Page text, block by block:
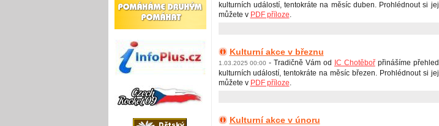
kulturních událostí, tentokráte na měsíc duben. Prohlédnout si jej
můžete v PDF příloze.
Kulturní akce v březnu
1.03.2025 00:00 - Tradičně Vám od IC Chotěbořpřinášíme přehled
kulturních událostí, tentokráte na měsíc březen. Prohlédnout si jej
můžete v PDF příloze.
Kulturní akce v únoru